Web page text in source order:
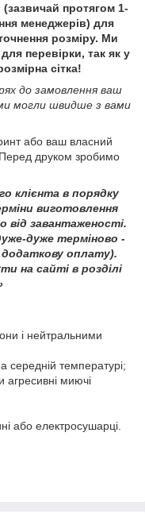
протягом 1-
менеджерів) для
розміру. Ми
перевірки, так як у
сітка!
до замовлення ваш
могли швидше з вами
або ваш власний
Перед друком зробимо
клієнта в порядку
виготовлення
від завантаженості.
дуже терміново -
оплату).
на сайті в розділі
і нейтральними
середній температурі;
агресивні миючі
або електросушарці.